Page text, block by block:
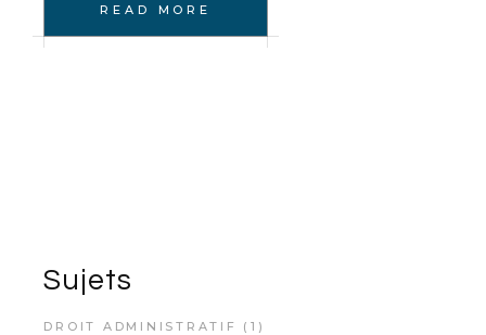
READ MORE
Sujets
DROIT ADMINISTRATIF (1)